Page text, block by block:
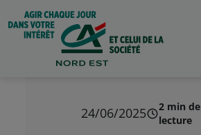
24/06/2025
2 min de
lecture